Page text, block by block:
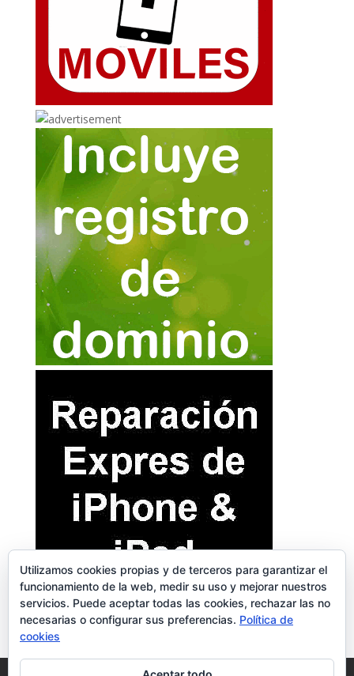
Utilizamos cookies propias y de terceros para garantizar el
funcionamiento de la web, medir su uso y mejorar nuestros
servicios. Puede aceptar todas las cookies, rechazar las no
necesarias o configurar sus preferencias. Política de
cookies